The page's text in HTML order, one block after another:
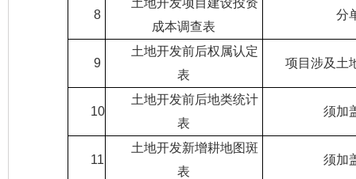
8
土地开发项目建设投资
成本调查表
分
9
土地开发前后权属认定
表
项目涉及土
10
土地开发前后地类统计
表
须加
11
土地开发新增耕地图斑
表
须加